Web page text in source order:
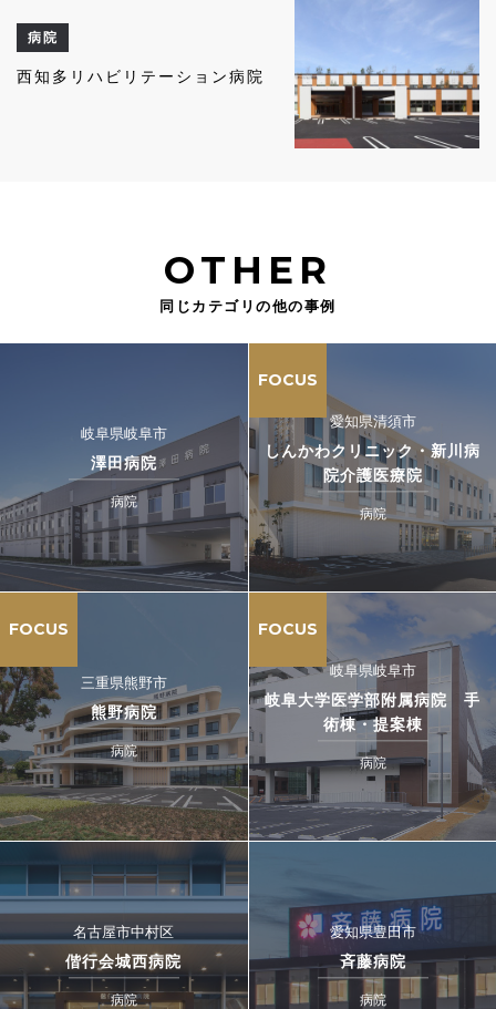
病院
西知多リハビリテーション病院
OTHER
同じカテゴリの他の事例
岐阜県岐阜市
澤田病院
病院
FOCUS
愛知県清須市
しんかわクリニック・新川病
院介護医療院
病院
FOCUS
三重県熊野市
熊野病院
病院
FOCUS
岐阜県岐阜市
岐阜大学医学部附属病院 手
術棟・提案棟
病院
名古屋市中村区
偕行会城西病院
病院
愛知県豊田市
斉藤病院
病院